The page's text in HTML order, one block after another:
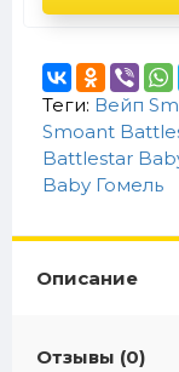
Теги: Вейп
Smoant
Battlestar
Baby Гомель
Описание
Отзывы (0)